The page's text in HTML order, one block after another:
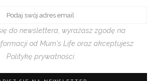
do newslettera, wyrażasz zgodę na
od Mum's Life oraz akceptujesz
Politykę prywatności